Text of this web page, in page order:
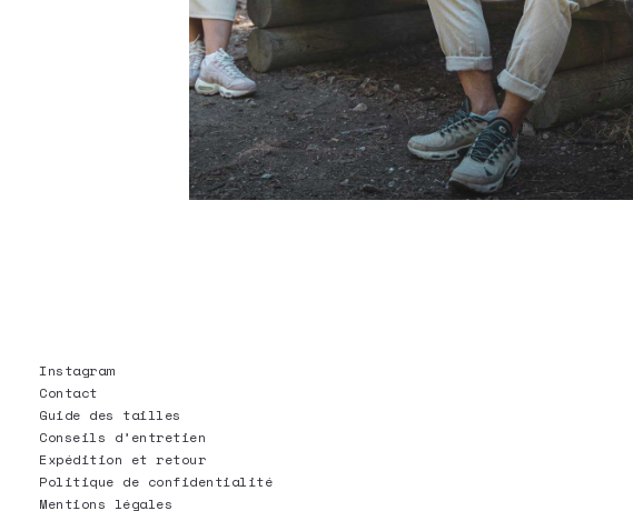
Instagram
Contact
Guide des tailles
Conseils d’entretien
Expédition et retour
Politique de confidentialité
Mentions légales